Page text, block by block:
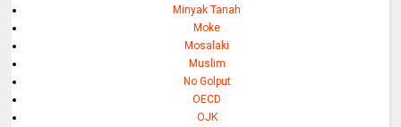
Minyak Tanah
Moke
Mosalaki
Muslim
No Golput
OECD
OJK